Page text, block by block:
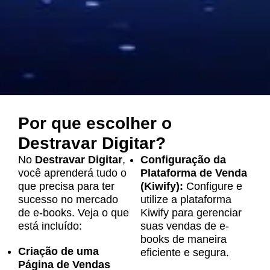
Por que escolher o
Destravar Digitar?
No Destravar Digitar,
você aprenderá tudo o
que precisa para ter
sucesso no mercado
de e-books. Veja o que
está incluído:
Criação de uma
Página de Vendas
Configuração da
Plataforma de Venda
(Kiwify): Configure e
utilize a plataforma
Kiwify para gerenciar
suas vendas de e-
books de maneira
eficiente e segura.